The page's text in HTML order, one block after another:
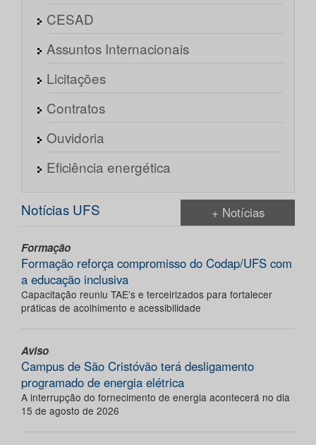
CESAD
Assuntos Internacionais
Licitações
Contratos
Ouvidoria
Eficiência energética
Notícias UFS + Notícias
Formação
Formação reforça compromisso do Codap/UFS com
a educação inclusiva
Capacitação reuniu TAE’s e terceirizados para fortalecer
práticas de acolhimento e acessibilidade
Aviso
Campus de São Cristóvão terá desligamento
programado de energia elétrica
A interrupção do fornecimento de energia acontecerá no dia
15 de agosto de 2026